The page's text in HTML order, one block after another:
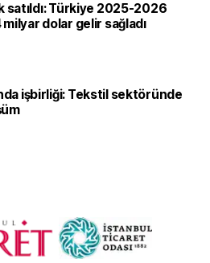
satıldı: Türkiye 2025-2026
dolar gelir sağladı
işbirliği: Tekstil sektöründe